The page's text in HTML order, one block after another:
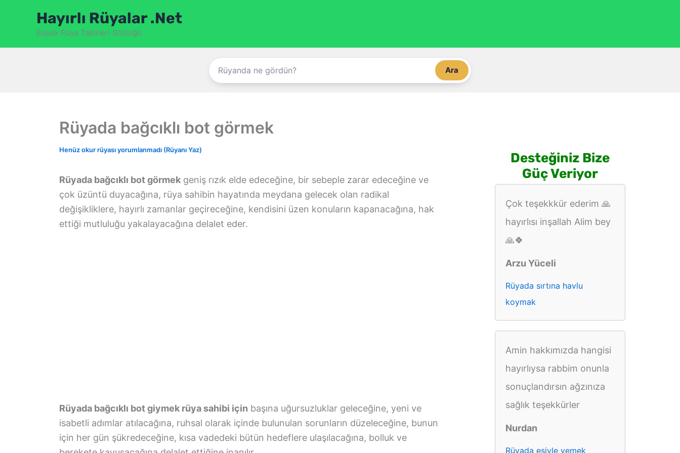
Hayırlı Rüyalar .Net
Büyük Rüya Tabirleri Sözlüğü
Ara
Rüyada bağcıklı bot görmek
Henüz okur rüyası yorumlanmadı (Rüyanı Yaz)
Rüyada bağcıklı bot görmek geniş rızık elde edeceğine, bir sebeple zarar edeceğine ve
çok üzüntü duyacağına, rüya sahibin hayatında meydana gelecek olan radikal
değişikliklere, hayırlı zamanlar geçireceğine, kendisini üzen konuların kapanacağına, hak
ettiği mutluluğu yakalayacağına delalet eder.
Rüyada bağcıklı bot giymek rüya sahibi için başına uğursuzluklar geleceğine, yeni ve
isabetli adımlar atılacağına, ruhsal olarak içinde bulunulan sorunların düzeleceğine, bunun
için her gün şükredeceğine, kısa vadedeki bütün hedeflere ulaşılacağına, bolluk ve
Desteğiniz Bize
Güç Veriyor
Çok teşekkkür ederim 🙏
hayırlısı inşallah Alim bey
🙏🍀
Arzu Yüceli
Rüyada sırtına havlu
koymak
Amin hakkımızda hangisi
hayırlıysa rabbim onunla
sonuçlandırsın ağzınıza
sağlık teşekkürler
Nurdan
Rüyada eşiyle yemek